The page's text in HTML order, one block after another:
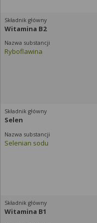
Witamina B2
Ryboflawina
Selen
Selenian sodu
Witamina B1